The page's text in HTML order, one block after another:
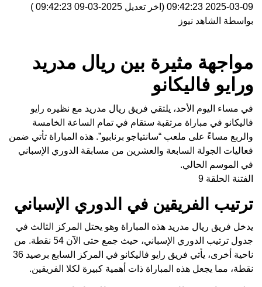
2025-03-09 09:42:23 (اخر تعديل 2025-03-09 09:42:23
)
بواسطة الشاهد نيوز
مواجهة مثيرة بين ريال مدريد
ورايو فاليكانو
في مساء اليوم الأحد، يلتقي فريق ريال مدريد مع نظيره رايو
فاليكانو في مباراة مرتقبة ستقام في تمام الساعة الخامسة
والربع مساءً على ملعب “سانتياجو برنابيو”. هذه المباراة تأتي ضمن
فعاليات الجولة السابعة والعشرين من مسابقة الدوري الإسباني
في الموسم الحالي.
الفتنة الحلقة 9
ترتيب الفريقين في الدوري الإسباني
يدخل فريق ريال مدريد هذه المباراة وهو يحتل المركز الثالث في
جدول ترتيب الدوري الإسباني، حيث جمع حتى الآن 54 نقطة. من
ناحية أخرى، يأتي فريق رايو فاليكانو في المركز السابع برصيد 36
نقطة، مما يجعل هذه المباراة ذات أهمية كبيرة لكلا الفريقين.